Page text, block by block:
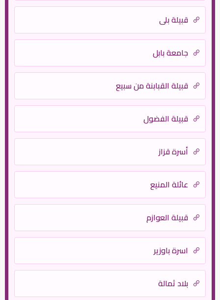
قبيلة بلي
جامعة بابل
قبيلة القبابنة من سبيع
قبيلة الفضول
أسرة قزاز
عائلة المنيع
قبيلة العوازم
اسرة باوزير
بلاد ثمالة